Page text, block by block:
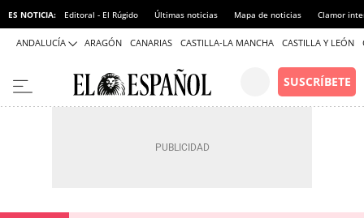
ES NOTICIA: Editoral - El Rúgido Últimas noticias Mapa de noticias Clamor
ANDALUCÍA ARAGÓN CANARIAS CASTILLA-LA MANCHA CASTILLA Y LEÓN